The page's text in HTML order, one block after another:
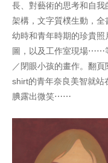
長、對藝術的思考和自
架構，文字質樸生動，
幼時和青年時期的珍貴
圖，以及工作室現場⋯⋯
／閉眼小孩的畫作。翻
shirt的青年奈良美智就站
腆露出微笑⋯⋯